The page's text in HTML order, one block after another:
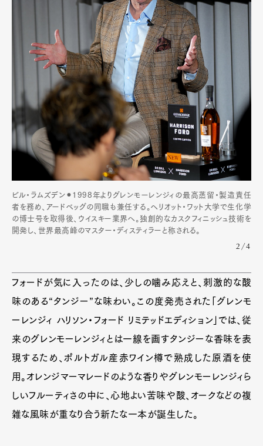
Art&Design WatchFashion
GourmetCars
Product Culture Lifestyle
Contact
Pen Meet
Pen international Pen tw
ビル・ラムズデン⚫︎1998年よりグレンモーレンジィの最高蒸留・製造責任
者を務め、アードベッグの同職も兼任する。ヘリオット・ワット大学で生化学
の博士号を取得後、ウイスキー業界へ。独創的なカスクフィニッシュ技術を
開発し、世界最高峰のマスター・ディスティラーと称される。
2/4
フォードが気に入ったのは、少しの噛み応えと、刺激的な酸
味のある“タンジー”な味わい。この度発売された「グレンモ
ーレンジィ ハリソン・フォード リミテッドエディション」では、従
来のグレンモーレンジィとは一線を画すタンジーな香味を表
現するため、ポルトガル産赤ワイン樽で熟成した原酒を使
用。オレンジマーマレードのような香りやグレンモーレンジィら
しいフルーティさの中に、心地よい苦味や酸、オークなどの複
雑な風味が重なり合う新たな一本が誕生した。